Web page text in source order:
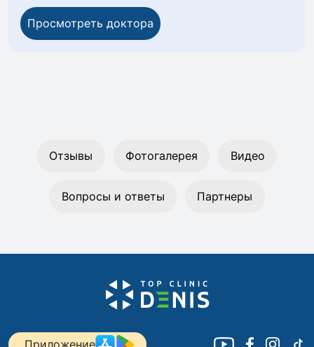
Просмотреть доктора
Отзывы Фотогалерея Видео
Вопросы и ответы Партнеры